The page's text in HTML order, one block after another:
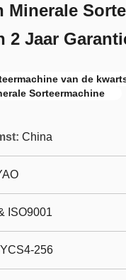
Minerale
2 Jaar
van de
Sorteermachine
China
ISO9001
256